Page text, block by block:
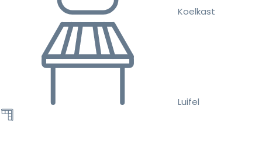
Koelkast
Luifel